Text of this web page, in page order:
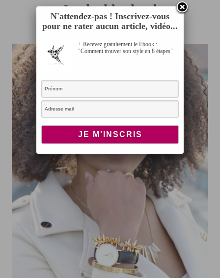
Look old school
SEPTEMBRE 28, 2018
N'attendez-pas ! Inscrivez-vous
pour ne rater aucun article, vidéo...
+ Recevez gratuitement le Ebook :
"Comment trouver son style en 8 étapes"